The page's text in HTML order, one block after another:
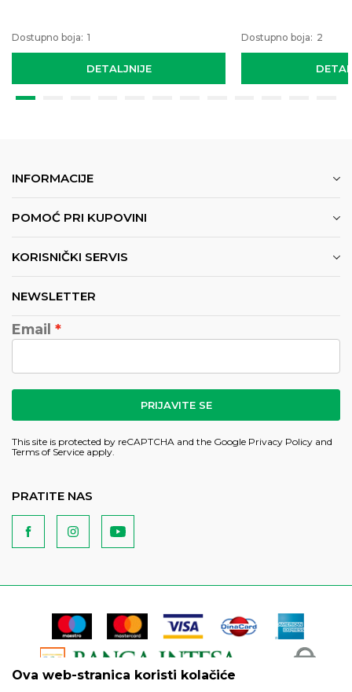
DETALJNIJE
Dostupno boja: 1 Dostupno boja: 2
INFORMACIJE
POMOĆ PRI KUPOVINI
KORISNIČKI SERVIS
NEWSLETTER
Email
PRIJAVITE SE
This site is protected by reCAPTCHA and the Google Privacy Policy and
Terms of Service apply.
PRATITE NAS
Ova web-stranica koristi kolačiće